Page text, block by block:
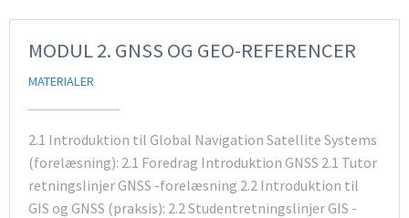
MODUL 2. GNSS OG GEO-REFERENCER
MATERIALER
2.1 Introduktion til Global Navigation Satellite Systems
(forelæsning): 2.1 Foredrag Introduktion GNSS 2.1 Tutor
retningslinjer GNSS -forelæsning 2.2 Introduktion til
GIS og GNSS (praksis): 2.2 Studentretningslinjer GIS -